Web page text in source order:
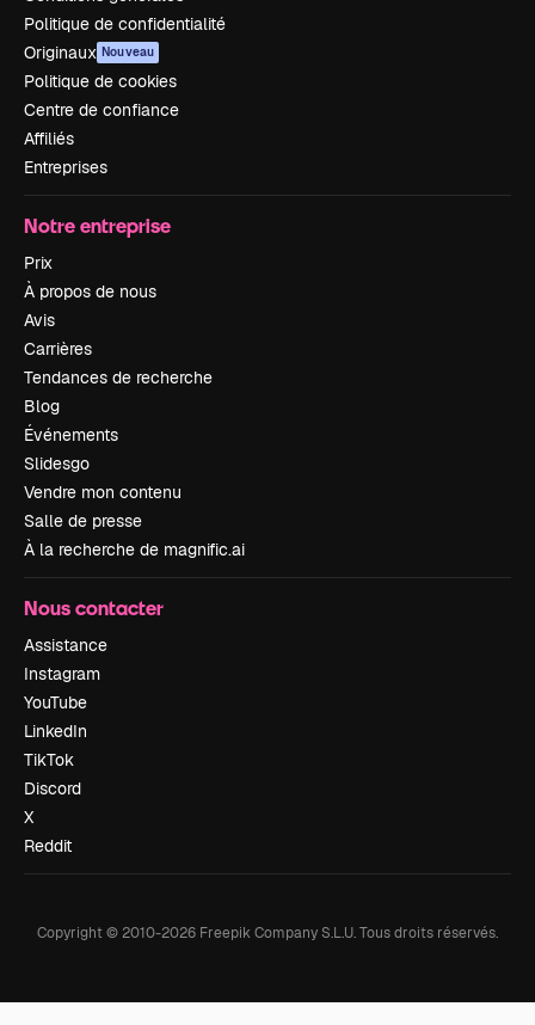
Politique de confidentialité
Originaux Nouveau
Politique de cookies
Centre de confiance
Affiliés
Entreprises
Notre entreprise
Prix
À propos de nous
Avis
Carrières
Tendances de recherche
Blog
Événements
Slidesgo
Vendre mon contenu
Salle de presse
À la recherche de magnific.ai
Nous contacter
Assistance
Instagram
YouTube
LinkedIn
TikTok
Discord
X
Reddit
Copyright © 2010-2026 Freepik Company S.L.U.Tous droits réservés.